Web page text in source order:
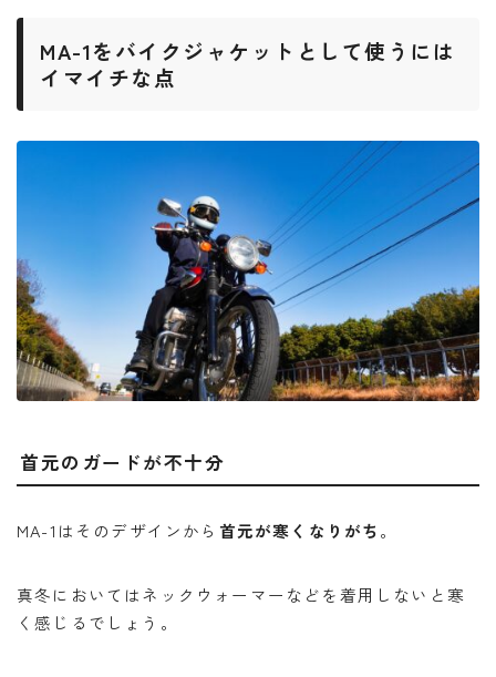
MA-1をバイクジャケットとして使うには
イマイチな点
首元のガードが不十分
MA-1はそのデザインから 首元が寒くなりがち。
真冬においてはネックウォーマーなどを着用しないと寒
く感じるでしょう。